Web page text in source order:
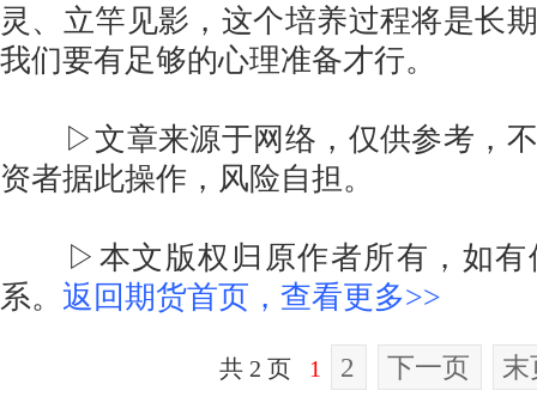
灵、立竿见影，这个培养过程将是长
我们要有足够的心理准备才行。
▷文章来源于网络，仅供参考，不
资者据此操作，风险自担。
▷本文版权归原作者所有，如有
系。 返回期货首页，查看更多>>
共 2 页 1 2 下一页 末